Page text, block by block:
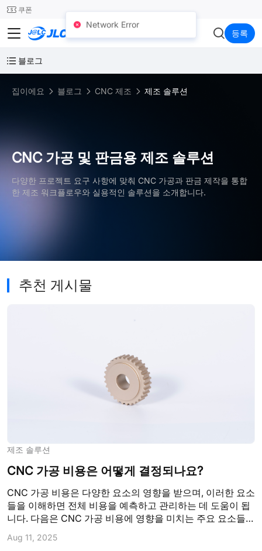
24SMT 쿠폰
JLCCNC 등록
블로그
집이에요 블로그 CNC 제조 제조 솔루션
CNC 가공 및 판금용 제조 솔루션
다양한 프로젝트 요구 사항에 맞춰 CNC 가공과 판금 제작을 통합
한 제조 워크플로우와 실용적인 솔루션을 소개합니다.
추천 게시물
제조 솔루션
CNC 가공 비용은 어떻게 결정되나요?
CNC 가공 비용은 다양한 요소의 영향을 받으며, 이러한 요소
들을 이해하면 전체 비용을 예측하고 관리하는 데 도움이 됩
니다. 다음은 CNC 가공 비용에 영향을 미치는 주요 요소들입
니다: 1. 재료 비용 재료 선택은 CNC 가공 비용의 기본적인
결정 요소입니다. 알루미늄, 강철, 티타늄 등 각 재료는 단위
Aug 11, 2025
Network Error